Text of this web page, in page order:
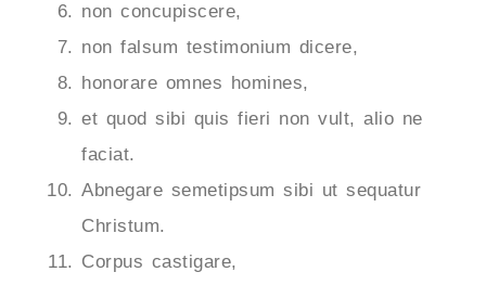
non concupiscere,
non falsum testimonium dicere,
honorare omnes homines,
et quod sibi quis fieri non vult, alio ne
faciat.
Abnegare semetipsum sibi ut sequatur
Christum.
Corpus castigare,